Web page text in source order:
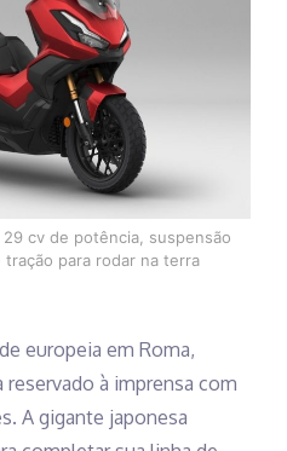
cv de potência, suspensão
para rodar na terra
europeia em Roma,
à imprensa com
A gigante japonesa